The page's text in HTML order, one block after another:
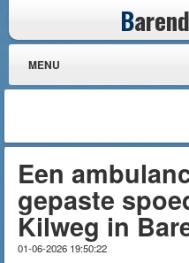
B
MENU
Een
gepaste
Kilweg in
01-06-2026 19:50:22